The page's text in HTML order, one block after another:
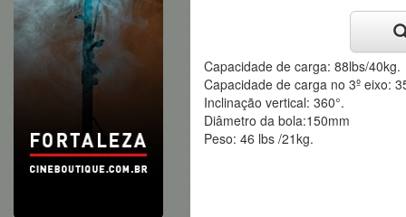
Capacidade de carga: 88lbs/40kg.
Capacidade de carga no 3º eixo:
Inclinação vertical: 360°.
Diâmetro da bola:150mm
Peso: 46 lbs /21kg.